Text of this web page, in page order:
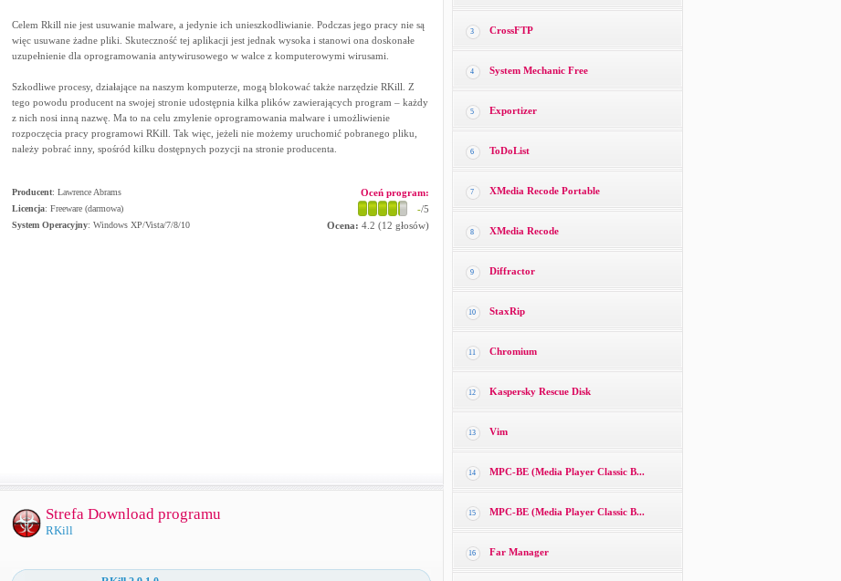
Celem Rkill nie jest usuwanie malware, a jedynie ich unieszkodliwianie. Podczas jego pracy nie są
więc usuwane żadne pliki. Skuteczność tej aplikacji jest jednak wysoka i stanowi ona doskonałe
uzupełnienie dla oprogramowania antywirusowego w walce z komputerowymi wirusami.
Szkodliwe procesy, działające na naszym komputerze, mogą blokować także narzędzie RKill. Z
tego powodu producent na swojej stronie udostępnia kilka plików zawierających program – każdy
z nich nosi inną nazwę. Ma to na celu zmylenie oprogramowania malware i umożliwienie
rozpoczęcia pracy programowi RKill. Tak więc, jeżeli nie możemy uruchomić pobranego pliku,
należy pobrać inny, spośród kilku dostępnych pozycji na stronie producenta.
Producent: Lawrence Abrams
Licencja: Freeware (darmowa)
System Operacyjny: Windows XP/Vista/7/8/10
Oceń program:
-/5
Ocena: 4.2 (12 głosów)
Strefa Download programu
RKill
3 CrossFTP
4 System Mechanic Free
5 Exportizer
6 ToDoList
7 XMedia Recode Portable
8 XMedia Recode
9 Diffractor
10 StaxRip
11 Chromium
12 Kaspersky Rescue Disk
13 Vim
14 MPC-BE (Media Player Classic B...
15 MPC-BE (Media Player Classic B...
16 Far Manager